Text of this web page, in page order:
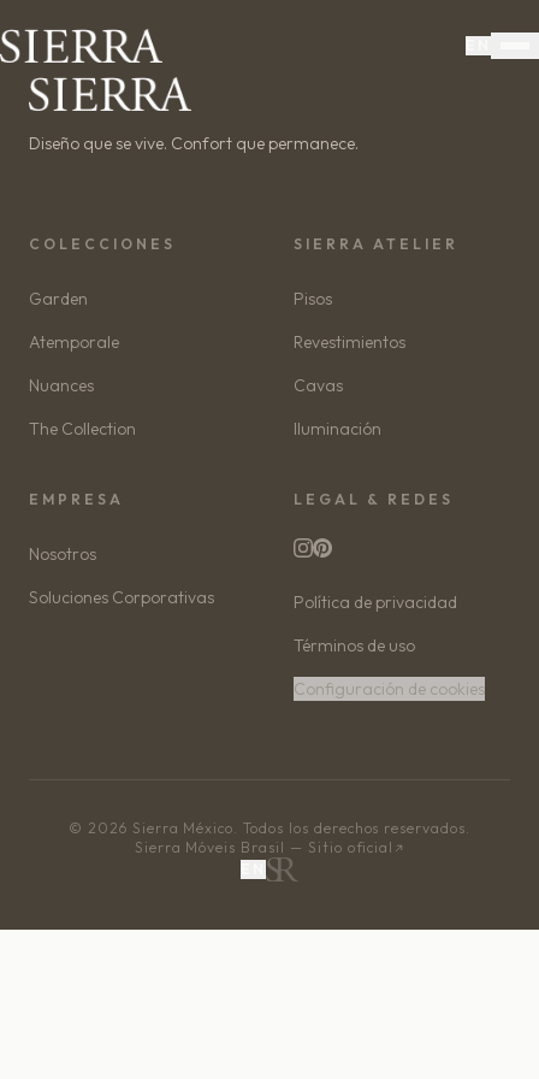
Diseño que se vive. Confort que permanece.
COLECCIONES
Garden
Atemporale
Nuances
The Collection
SIERRA ATELIER
Pisos
Revestimientos
Cavas
Iluminación
EMPRESA
Nosotros
Soluciones Corporativas
LEGAL & REDES
Política de privacidad
Términos de uso
Configuración de cookies
© 2026 Sierra México. Todos los derechos reservados.
Sierra Móveis Brasil — Sitio oficial